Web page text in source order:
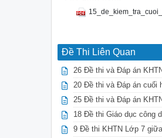
Đề Thi Liên Quan
26 Đề thi và Đáp án
20 Đề thi và Đáp án cuối
25 Đề thi và Đáp án
18 Đề thi Giáo dục công
9 Đề thi KHTN Lớp 7